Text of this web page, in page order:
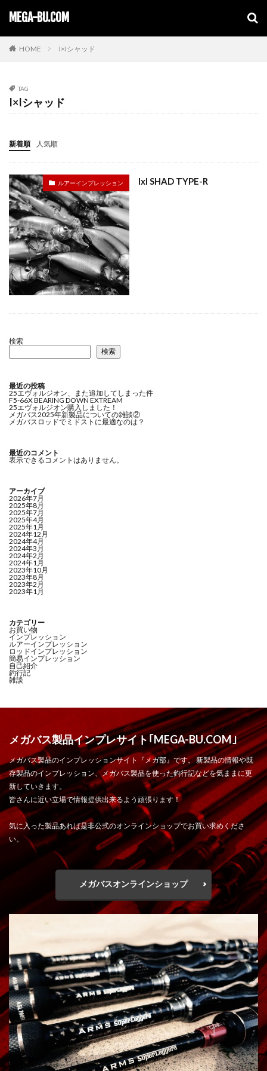
MEGA-BU.COM
HOME I×Iシャッド
TAG
I×Iシャッド
新着順 人気順
ルアーインプレッション IxI SHAD TYPE-R
検索
検索
最近の投稿
25エヴォルジオン、また追加してしまった件
F5-66X BEARING DOWN EXTREAM
25エヴォルジオン購入しました！
メガバス2025年新製品についての雑談②
メガバスロッドでミドストに最適なのは？
最近のコメント
表示できるコメントはありません。
アーカイブ
2026年7月
2025年8月
2025年7月
2025年4月
2025年1月
2024年12月
2024年4月
2024年3月
2024年2月
2024年1月
2023年10月
2023年8月
2023年2月
2023年1月
カテゴリー
お買い物
インプレッション
ルアーインプレッション
ロッドインプレッション
簡易インプレッション
自己紹介
釣行記
雑談
メガバス製品インプレサイト｢MEGA-BU.COM｣
メガバス製品のインプレッションサイト『メガ部』です。 新製品の情報や既
存製品のインプレッション、メガバス製品を使った釣行記などを気ままに更
新していきます。
皆さんに近い立場で情報提供出来るよう頑張ります！
気に入った製品あれば是非公式のオンラインショップでお買い求めくださ
い。
メガバスオンラインショップ